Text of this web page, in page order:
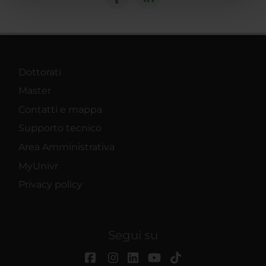
Dottorati
Master
Contatti e mappa
Supporto tecnico
Area Amministrativa
MyUnivr
Privacy policy
Segui su